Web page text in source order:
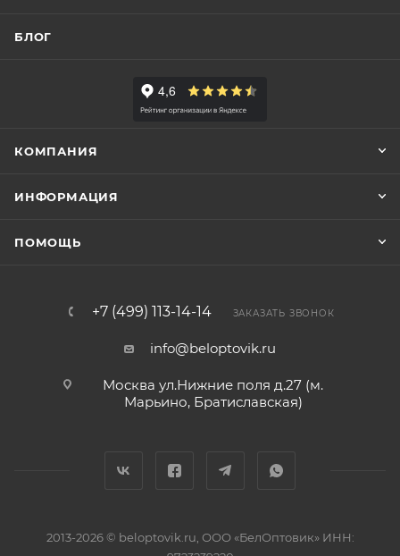
БЛОГ
КОМПАНИЯ
ИНФОРМАЦИЯ
ПОМОЩЬ
+7 (499) 113-14-14 ЗАКАЗАТЬ ЗВОНОК
info@beloptovik.ru
Москва ул.Нижние поля д.27 (м.
Марьино, Братиславская)
2013-2026 © beloptovik.ru, ООО «БелОптовик» ИНН: